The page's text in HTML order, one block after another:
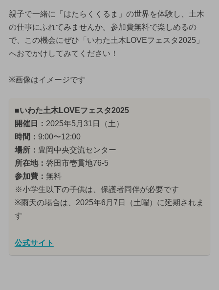
親子で一緒に「はたらくくるま」の世界を体験し、土木
の仕事にふれてみませんか。参加費無料で楽しめるの
で、この機会にぜひ「いわた土木LOVEフェスタ2025」
へおでかけしてみてください！
※画像はイメージです
■いわた土木LOVEフェスタ2025
開催日： 2025年5月31日（土）
時間： 9:00〜12:00
場所： 豊岡中央交流センター
所在地： 磐田市壱貫地76-5
参加費： 無料
※小学生以下の子供は、保護者同伴が必要です
※雨天の場合は、2025年6月7日（土曜）に延期されま
す
公式サイト